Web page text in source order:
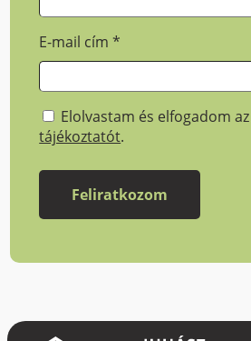
E-mail cím*
Elolvastam és elfogadom
tájékoztatót.